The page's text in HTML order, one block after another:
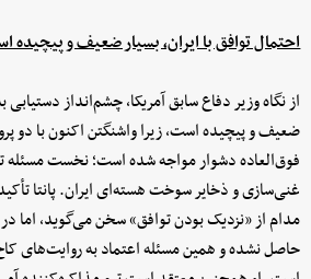
احتمال توافق با ایران، بسیار ضعیف و پیچیده
از نگاه وزیر دفاع سابق آمریکا، چشم‌انداز دستیابی
ضعیف و پیچیده است، زیرا واشنگتن اکنون با دو
فوق‌العاده دشوار مواجه شده است؛ نخست
غنی‌سازی و ذخایر سوخت هسته‌ای ایران. پانتا
مدام از «نزدیک بودن توافق» سخن می‌گوید، اما
حاصل نشده و همین مسئله اعتماد به روایت‌های